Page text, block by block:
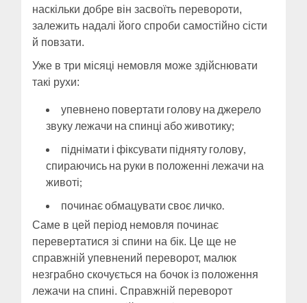
наскільки добре він засвоїть перевороти,
залежить надалі його спроби самостійно сісти
й повзати.
Уже в три місяці немовля може здійснювати
такі рухи:
упевнено повертати голову на джерело
звуку лежачи на спинці або животику;
піднімати і фіксувати підняту голову,
спираючись на руки в положенні лежачи на
животі;
починає обмацувати своє личко.
Саме в цей період немовля починає
перевертатися зі спини на бік. Це ще не
справжній упевнений переворот, малюк
незграбно скочується на бочок із положення
лежачи на спині. Справжній переворот